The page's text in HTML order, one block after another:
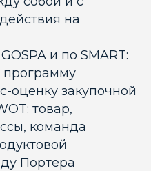
на
и по SMART:
программу
оценку закупочной
товар,
команда
Портера